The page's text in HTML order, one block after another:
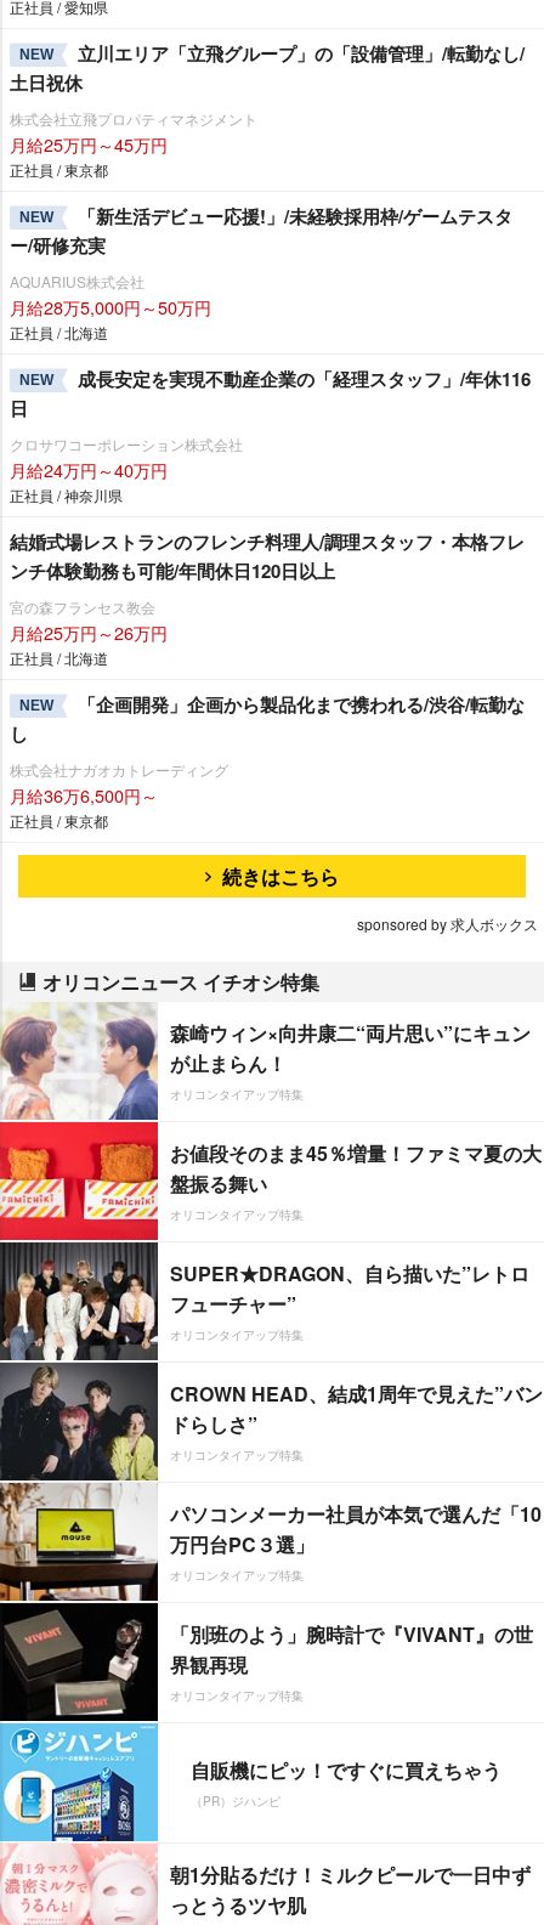
正社員 / 愛知県
NEW
立川エリア「立飛グループ」の「設備管理」/転勤なし/
土日祝休
株式会社立飛プロパティマネジメント
月給25万円～45万円
正社員 / 東京都
NEW
「新生活デビュー応援!」/未経験採用枠/ゲームテスタ
ー/研修充実
AQUARIUS株式会社
月給28万5,000円～50万円
正社員 / 北海道
NEW
成長安定を実現不動産企業の「経理スタッフ」/年休116
日
クロサワコーポレーション株式会社
月給24万円～40万円
正社員 / 神奈川県
結婚式場レストランのフレンチ料理人/調理スタッフ・本格フレ
ンチ体験勤務も可能/年間休日120日以上
宮の森フランセス教会
月給25万円～26万円
正社員 / 北海道
NEW
「企画開発」企画から製品化まで携われる/渋谷/転勤な
し
株式会社ナガオカトレーディング
月給36万6,500円～
正社員 / 東京都
続きはこちら
sponsored by 求人ボックス
オリコンニュース イチオシ特集
森崎ウィン×向井康二“両片思い”にキュン
が止まらん！
オリコンタイアップ特集
お値段そのまま45％増量！ファミマ夏の大
盤振る舞い
オリコンタイアップ特集
SUPER★DRAGON、自ら描いた”レトロ
フューチャー”
オリコンタイアップ特集
CROWN HEAD、結成1周年で見えた”バン
ドらしさ”
オリコンタイアップ特集
パソコンメーカー社員が本気で選んだ「10
万円台PC３選」
オリコンタイアップ特集
「別班のよう」腕時計で『VIVANT』の世
界観再現
オリコンタイアップ特集
自販機にピッ！ですぐに買えちゃう
（PR）ジハンピ
朝1分貼るだけ！ミルクピールで一日中ず
っとうるツヤ肌